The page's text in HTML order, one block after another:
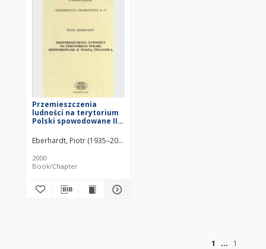
Przemieszczenia
ludności na terytorium
Polski spowodowane II
Eberhardt, Piotr (1935–2020)
2000
Book/Chapter
1
1